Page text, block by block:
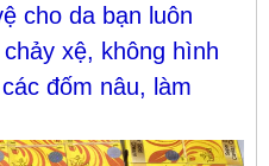
cho da bạn luôn
xệ, không hình
đốm nâu, làm